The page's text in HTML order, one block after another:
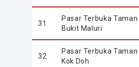
31
Pasar Terbuka Taman
Bukit Maluri
32
Pasar Terbuka Taman
Kok Doh